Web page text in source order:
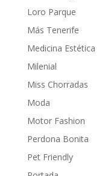
Loro Parque
Más Tenerife
Medicina Estética
Milenial
Miss Chorradas
Moda
Motor Fashion
Perdona Bonita
Pet Friendly